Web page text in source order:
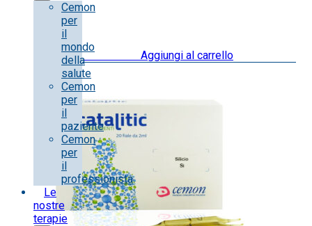
Cemon
per
il
mondo
della
salute
Cemon
per
il
paziente
Cemon
per
il
professionista
Le
nostre
terapie
20.00€ IVA inclusa Aggiungi al carrello